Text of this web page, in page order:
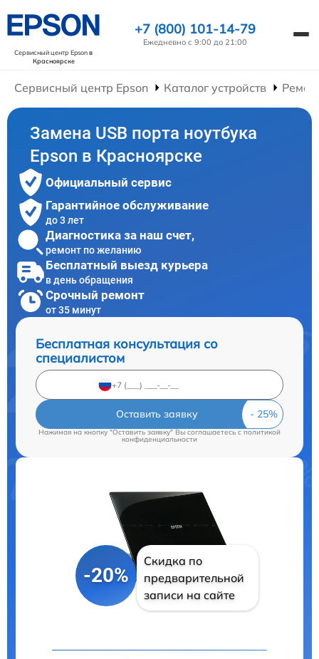
Сервисный центр Epsonв
Красноярске
+7 (800) 101-14-79
Ежедневно с 9:00 до 21:00
Сервисный центр Epson Каталог устройств
Замена USB порта ноутбука
Epson в Красноярске
Официальный сервис
Гарантийное обслуживание
до 3 лет
Диагностика за наш счет,
ремонт по желанию
Бесплатный выезд курьера
в день обращения
Срочный ремонт
от 35 минут
Бесплатная консультация со
специалистом
Оставить заявку
Нажимая на кнопку "Оставить заявку" Вы соглашаетесь cполитикой
конфиденциальности
-20%
Скидка по
предварительной
записи на сайте